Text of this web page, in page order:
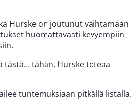
Hurske on joutunut vaihtamaan
huomattavasti kevyempiin
tästä… tähän, Hurske toteaa
tuntemuksiaan pitkällä listalla.